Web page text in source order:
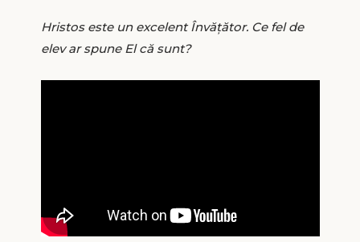
Hristos este un excelent Învățător. Ce fel de
elev ar spune El că sunt?